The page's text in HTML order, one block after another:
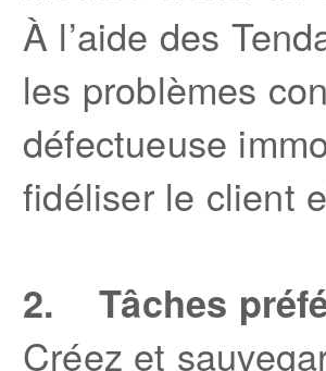
À l’aide des
les problèmes
défectueuse
fidéliser le client
2. Tâches
Créez et